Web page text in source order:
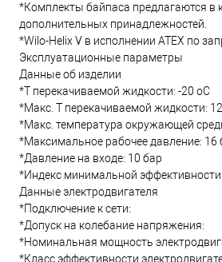
*Комплекты байпаса предлагаются в
дополнительных принадлежностей.
*Wilo-Helix V в исполнении ATEX по
Эксплуатационные параметры
Данные об изделии
*Т перекачиваемой жидкости: -20 oC
*Макс. T перекачиваемой жидкости:
*Макс. температура окружающей
*Максимальное рабочее давление: 16
*Давление на входе: 10 бар
*Индекс минимальной эффективности
Данные электродвигателя
*Подключение к сети:
*Допуск на колебание напряжения:
*Номинальная мощность
*Класс эффективности